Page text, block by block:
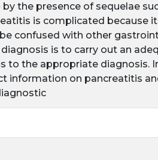
the presence of sequelae
is complicated because
confused with other
is to carry out an
to the appropriate diagnosis.
information on pancreatitis